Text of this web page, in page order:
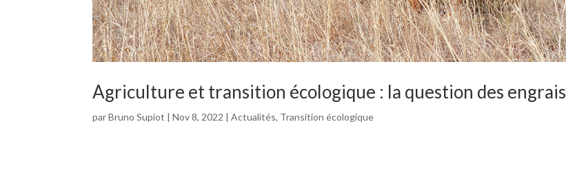
Agriculture et transition écologique : la question des engrais
parBruno Supiot |Nov 8, 2022 |Actualités, Transition écologique